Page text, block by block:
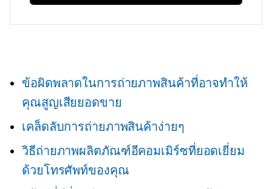
ข้อผิดพลาดในการถ่ายภาพสินค้าที่อาจทำให้
คุณสูญเสียยอดขาย
เคล็ดลับการถ่ายภาพสินค้าง่ายๆ
วิธีถ่ายภาพผลิตภัณฑ์อีคอมเมิร์ซที่ยอดเยี่ยม
ด้วยโทรศัพท์ของคุณ